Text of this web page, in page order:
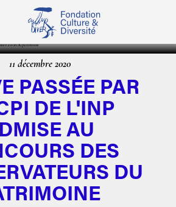
11 décembre 2020
PASSÉE PAR
DE L'INP
AU
DES
DU